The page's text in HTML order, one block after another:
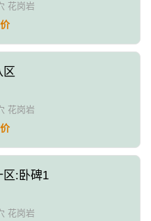
花岗岩
区
花岗岩
区:卧碑1
花岗岩